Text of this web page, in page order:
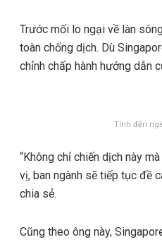
Trước mối lo ngại về làn
toàn chống dịch. Dù
chỉnh chấp hành hướng dẫn
Tính đến
“Không chỉ chiến dịch này
vị, ban ngành sẽ tiếp tục đề
chia sẻ.
Cũng theo ông này,